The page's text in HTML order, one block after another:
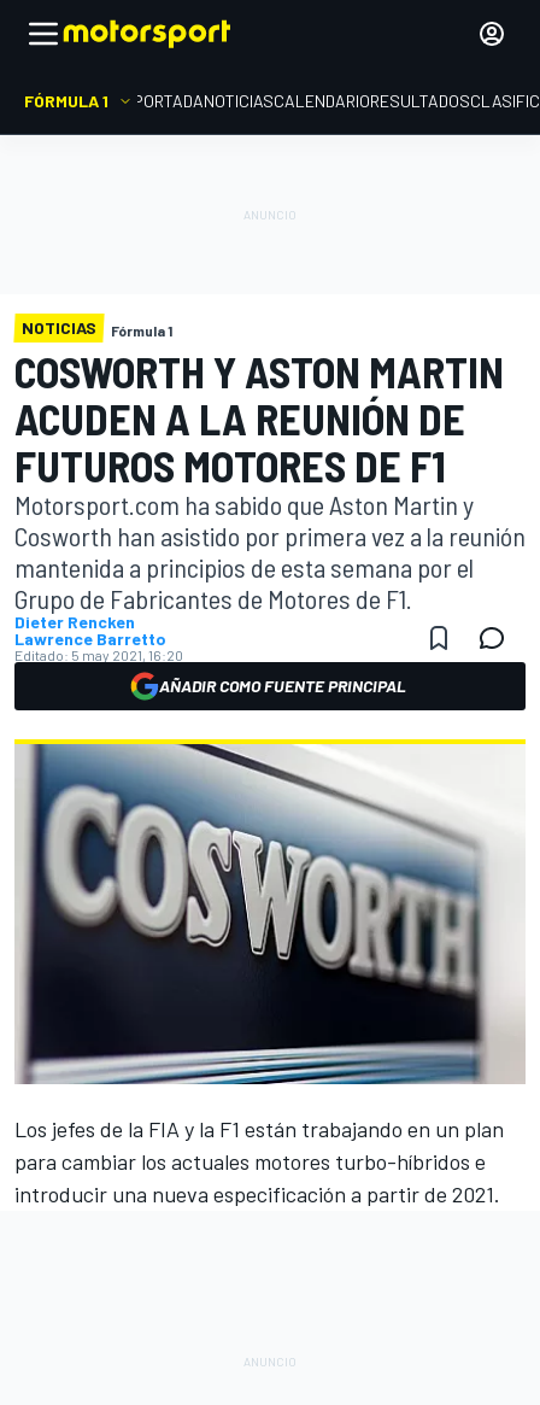
FÓRMULA 1 PORTADANOTICIASCALENDARIORESULTADOS
NOTICIAS Fórmula 1
COSWORTH Y ASTON MARTIN
ACUDEN A LA REUNIÓN DE
FUTUROS MOTORES DE F1
Motorsport.com ha sabido que Aston Martin y
Cosworth han asistido por primera vez a la reunión
mantenida a principios de esta semana por el
Grupo de Fabricantes de Motores de F1.
Dieter Rencken
Lawrence Barretto
Editado: 5 may 2021, 16:20
AÑADIR COMO FUENTE PRINCIPAL
Los jefes de la FIA y la F1 están trabajando en un plan
para cambiar los actuales motores turbo-híbridos e
introducir una nueva especificación a partir de 2021.